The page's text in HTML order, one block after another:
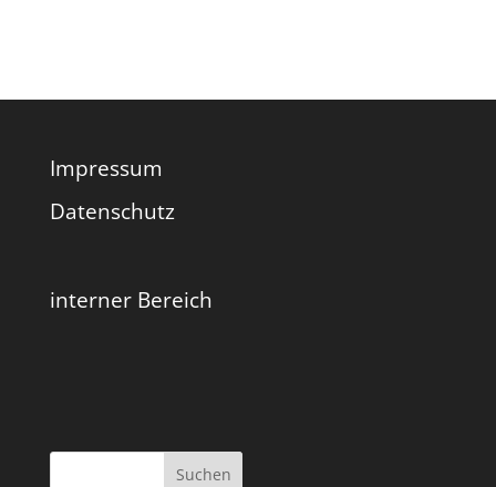
Impressum
Datenschutz
interner Bereich